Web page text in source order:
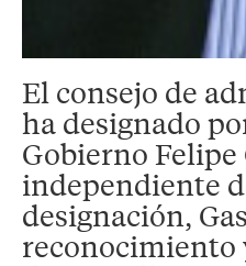
El consejo de
ha designado
Gobierno
independiente
designación,
reconocimiento